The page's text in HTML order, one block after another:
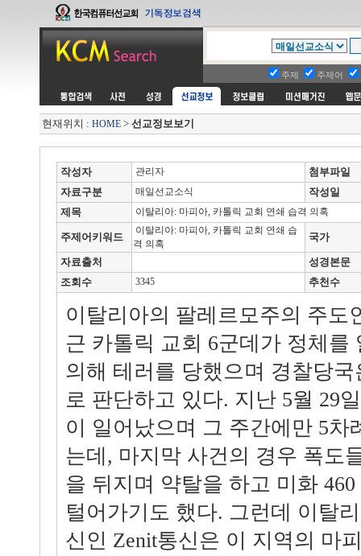
주제 주제어
현재위치 : HOME > 선교정보보기
작성자 관리자
첨부파일
자료구분
매일선교소식
작성일
제목
이탈리아: 마피아, 카톨릭 교회 연쇄 습격 의혹
주제어키워드
이탈리아: 마피아, 카톨릭 교회 연쇄 습
격 의혹
국가
자료출처
성경본문
조회수
3345 추천수
이탈리아의 팔레르모주의 주도
근 카톨릭 교회 6군데가 정체를
의해 테러를 당했으며 경찰당
로 판단하고 있다. 지난 5월 29
이 일어났으며 그 주간에만 5차
는데, 마지막 사건의 경우 폭도
을 뒤지며 약탈을 하고 미화
털어가기도 했다. 그런데 이탈
신인 Zenit통신은 이 지역의 마